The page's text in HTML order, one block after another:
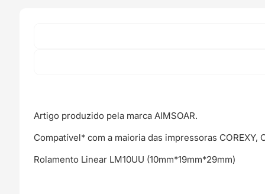
Artigo produzido pela marca AIMSOAR.
Compatível* com a maioria das impressoras
Rolamento Linear LM10UU (10mm*19mm*29mm)